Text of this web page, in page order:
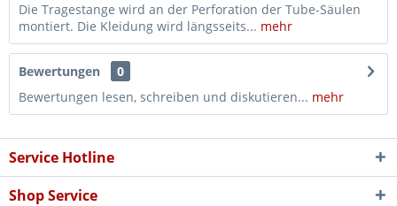
Die Tragestange wird an der Perforation der Tube-Säulen
montiert. Die Kleidung wird längsseits... mehr
Bewertungen
0
Bewertungen lesen, schreiben und diskutieren... mehr
Service Hotline
Shop Service